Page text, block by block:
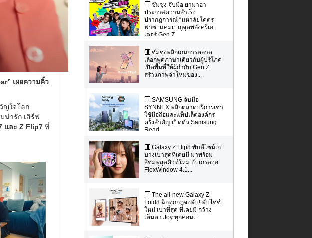
เผยความคิ้ว
ญใจโลก
น่ารัก เสิร์ฟ
และ Z Flip7 ที่
ซัมซุง จับมือ ยามาฮ่า
ประกาศความสำเร็จ
ปรากฏการณ์ “มหาลัยโคตร
ฟาซ” แคมเปญจุดพลังครีเอ
เตอร์ Gen Z ...
ซัมซุงพลิกเกมการตลาด
เลือกพูดภาษาเดียวกับผู้บริโภค
เปิดพื้นที่ให้ผู้กำกับ Gen Z
สร้างภาพจำใหม่ของ...
SAMSUNG จับมือ
SYNNEX พลิกตลาดบริการเช่า
ใช้มือถือและแท็ปเล็ตองค์กร
ครั้งสำคัญ เปิดตัว Samsung
Read...
Galaxy Z Flip8 พับดีไซน์เก๋
บางเบาสุดที่เคยมี มาพร้อม
สีชมพูสุดคิวท์ใหม่ อัปเกรดจอ
FlexWindow 4.1...
The all-new Galaxy Z
Fold8 ฉีกทุกกฎจอพับ! พับไซซ์
ใหม่ เบาที่สุด ที่เคยมี กว้าง
เต็มตา Joy ทุกคอนเ...